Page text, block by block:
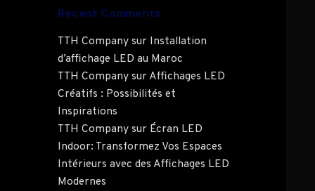
Recent Comments
TTH Company sur Installation
d’affichage LED au Maroc
TTH Company sur Affichages LED
Créatifs : Possibilités et
Inspirations
TTH Company sur Écran LED
Indoor: Transformez Vos Espaces
Intérieurs avec des Affichages LED
Modernes